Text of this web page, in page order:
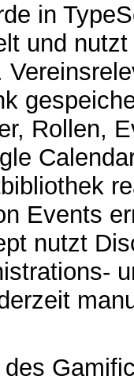
in
und
Rollen,
Events
nutzt